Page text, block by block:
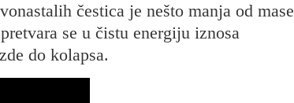
čestica je nešto manja od mase
se u čistu energiju iznosa
do kolapsa.